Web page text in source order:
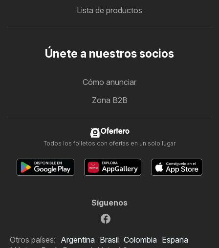
Lista de productos
Únete a nuestros socios
Cómo anunciar
Zona B2B
Ofertero
Todos los folletos con ofertas en un solo lugar
Síguenos
Otros países: Argentina Brasil Colombia España